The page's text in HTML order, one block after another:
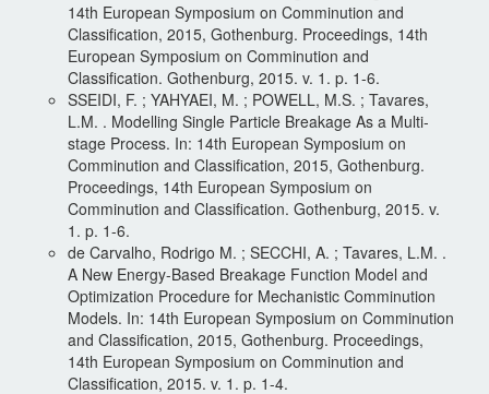
14th European Symposium on Comminution and
Classification, 2015, Gothenburg. Proceedings, 14th
European Symposium on Comminution and
Classification. Gothenburg, 2015. v. 1. p. 1-6.
SSEIDI, F. ; YAHYAEI, M. ; POWELL, M.S. ; Tavares,
L.M. . Modelling Single Particle Breakage As a Multi-
stage Process. In: 14th European Symposium on
Comminution and Classification, 2015, Gothenburg.
Proceedings, 14th European Symposium on
Comminution and Classification. Gothenburg, 2015. v.
1. p. 1-6.
de Carvalho, Rodrigo M. ; SECCHI, A. ; Tavares, L.M. .
A New Energy-Based Breakage Function Model and
Optimization Procedure for Mechanistic Comminution
Models. In: 14th European Symposium on Comminution
and Classification, 2015, Gothenburg. Proceedings,
14th European Symposium on Comminution and
Classification, 2015. v. 1. p. 1-4.